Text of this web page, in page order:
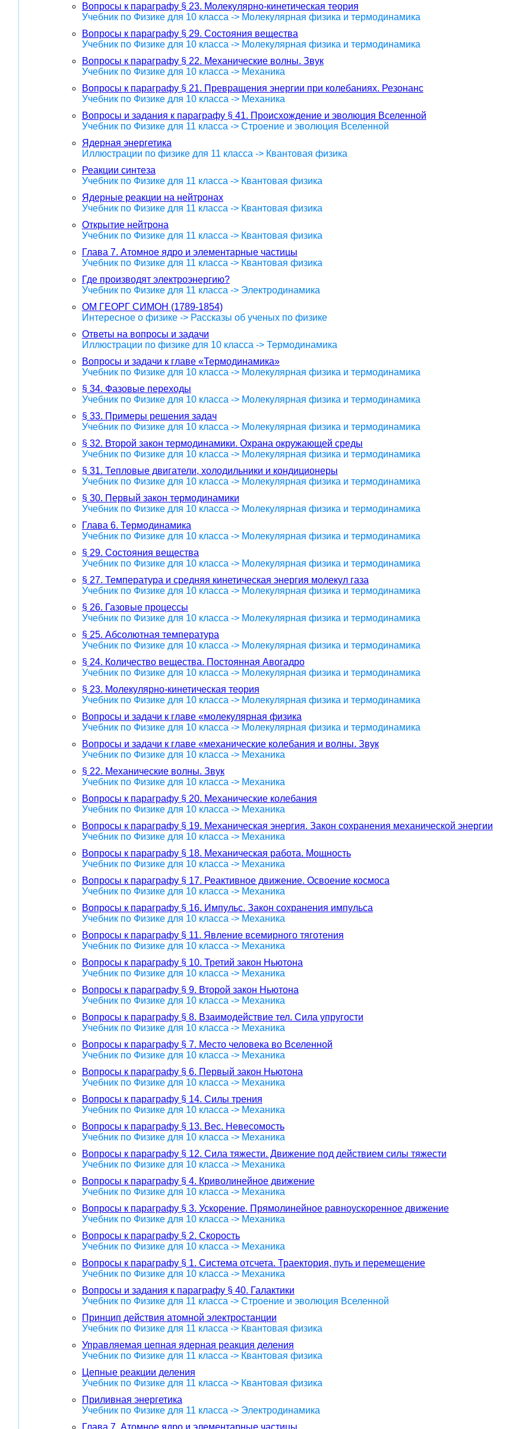
Вопросы к параграфу § 23. Молекулярно-кинетическая теория
Учебник по Физике для 10 класса -> Молекулярная физика и термодинамика
Вопросы к параграфу § 29. Состояния вещества
Учебник по Физике для 10 класса -> Молекулярная физика и термодинамика
Вопросы к параграфу § 22. Механические волны. Звук
Учебник по Физике для 10 класса -> Механика
Вопросы к параграфу § 21. Превращения энергии при колебаниях. Резонанс
Учебник по Физике для 10 класса -> Механика
Вопросы и задания к параграфу § 41. Происхождение и эволюция Вселенной
Учебник по Физике для 11 класса -> Строение и эволюция Вселенной
Ядерная энергетика
Иллюстрации по физике для 11 класса -> Квантовая физика
Реакции синтеза
Учебник по Физике для 11 класса -> Квантовая физика
Ядерные реакции на нейтронах
Учебник по Физике для 11 класса -> Квантовая физика
Открытие нейтрона
Учебник по Физике для 11 класса -> Квантовая физика
Глава 7. Атомное ядро и элементарные частицы
Учебник по Физике для 11 класса -> Квантовая физика
Где производят электроэнергию?
Учебник по Физике для 11 класса -> Электродинамика
ОМ ГЕОРГ СИМОН (1789-1854)
Интересное о физике -> Рассказы об ученых по физике
Ответы на вопросы и задачи
Иллюстрации по физике для 10 класса -> Термодинамика
Вопросы и задачи к главе «Термодинамика»
Учебник по Физике для 10 класса -> Молекулярная физика и термодинамика
§ 34. Фазовые переходы
Учебник по Физике для 10 класса -> Молекулярная физика и термодинамика
§ 33. Примеры решения задач
Учебник по Физике для 10 класса -> Молекулярная физика и термодинамика
§ 32. Второй закон термодинамики. Охрана окружающей среды
Учебник по Физике для 10 класса -> Молекулярная физика и термодинамика
§ 31. Тепловые двигатели, холодильники и кондиционеры
Учебник по Физике для 10 класса -> Молекулярная физика и термодинамика
§ 30. Первый закон термодинамики
Учебник по Физике для 10 класса -> Молекулярная физика и термодинамика
Глава 6. Термодинамика
Учебник по Физике для 10 класса -> Молекулярная физика и термодинамика
§ 29. Состояния вещества
Учебник по Физике для 10 класса -> Молекулярная физика и термодинамика
§ 27. Температура и средняя кинетическая энергия молекул газа
Учебник по Физике для 10 класса -> Молекулярная физика и термодинамика
§ 26. Газовые процессы
Учебник по Физике для 10 класса -> Молекулярная физика и термодинамика
§ 25. Абсолютная температура
Учебник по Физике для 10 класса -> Молекулярная физика и термодинамика
§ 24. Количество вещества. Постоянная Авогадро
Учебник по Физике для 10 класса -> Молекулярная физика и термодинамика
§ 23. Молекулярно-кинетическая теория
Учебник по Физике для 10 класса -> Молекулярная физика и термодинамика
Вопросы и задачи к главе «молекулярная физика
Учебник по Физике для 10 класса -> Молекулярная физика и термодинамика
Вопросы и задачи к главе «механические колебания и волны. Звук
Учебник по Физике для 10 класса -> Механика
§ 22. Механические волны. Звук
Учебник по Физике для 10 класса -> Механика
Вопросы к параграфу § 20. Механические колебания
Учебник по Физике для 10 класса -> Механика
Вопросы к параграфу § 19. Механическая энергия. Закон сохранения механической энергии
Учебник по Физике для 10 класса -> Механика
Вопросы к параграфу § 18. Механическая работа. Мощность
Учебник по Физике для 10 класса -> Механика
Вопросы к параграфу § 17. Реактивное движение. Освоение космоса
Учебник по Физике для 10 класса -> Механика
Вопросы к параграфу § 16. Импульс. Закон сохранения импульса
Учебник по Физике для 10 класса -> Механика
Вопросы к параграфу § 11. Явление всемирного тяготения
Учебник по Физике для 10 класса -> Механика
Вопросы к параграфу § 10. Третий закон Ньютона
Учебник по Физике для 10 класса -> Механика
Вопросы к параграфу § 9. Второй закон Ньютона
Учебник по Физике для 10 класса -> Механика
Вопросы к параграфу § 8. Взаимодействие тел. Сила упругости
Учебник по Физике для 10 класса -> Механика
Вопросы к параграфу § 7. Место человека во Вселенной
Учебник по Физике для 10 класса -> Механика
Вопросы к параграфу § 6. Первый закон Ньютона
Учебник по Физике для 10 класса -> Механика
Вопросы к параграфу § 14. Силы трения
Учебник по Физике для 10 класса -> Механика
Вопросы к параграфу § 13. Вес. Невесомость
Учебник по Физике для 10 класса -> Механика
Вопросы к параграфу § 12. Сила тяжести. Движение под действием силы тяжести
Учебник по Физике для 10 класса -> Механика
Вопросы к параграфу § 4. Криволинейное движение
Учебник по Физике для 10 класса -> Механика
Вопросы к параграфу § 3. Ускорение. Прямолинейное равноускоренное движение
Учебник по Физике для 10 класса -> Механика
Вопросы к параграфу § 2. Скорость
Учебник по Физике для 10 класса -> Механика
Вопросы к параграфу § 1. Система отсчета. Траектория, путь и перемещение
Учебник по Физике для 10 класса -> Механика
Вопросы и задания к параграфу § 40. Галактики
Учебник по Физике для 11 класса -> Строение и эволюция Вселенной
Принцип действия атомной электростанции
Учебник по Физике для 11 класса -> Квантовая физика
Управляемая цепная ядерная реакция деления
Учебник по Физике для 11 класса -> Квантовая физика
Цепные реакции деления
Учебник по Физике для 11 класса -> Квантовая физика
Приливная энергетика
Учебник по Физике для 11 класса -> Электродинамика
Глава 7. Атомное ядро и элементарные частицы